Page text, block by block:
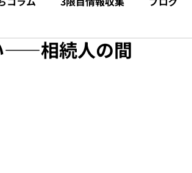
目移住後の未来 土地・山林について
——相続人の間